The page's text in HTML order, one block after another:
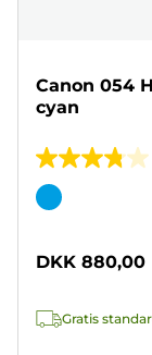
Canon 054
cyan
3.8
ud
stjerner.
anmeldelser
Farvepatron
DKK 880,00
Gratis